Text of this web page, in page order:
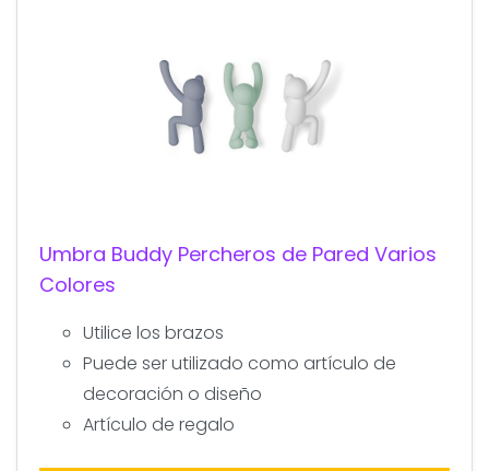
Umbra Buddy Percheros de Pared Varios
Colores
Utilice los brazos
Puede ser utilizado como artículo de
decoración o diseño
Artículo de regalo